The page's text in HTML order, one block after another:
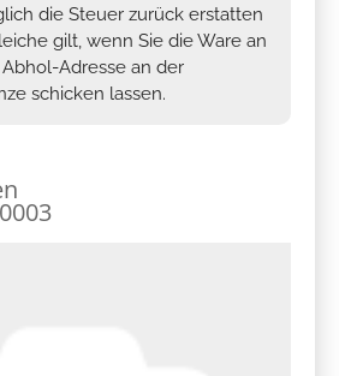
die Steuer zurück erstatten
gilt, wenn Sie die Ware an
Adresse an der
schicken lassen.